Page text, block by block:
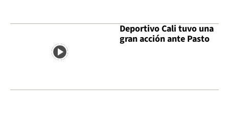
Deportivo Cali tuvo una
gran acción ante Pasto